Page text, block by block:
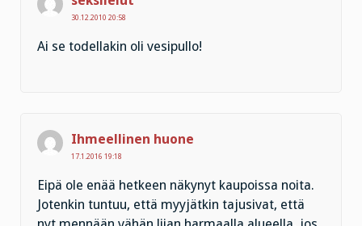
30.12.2010 20:58
Ai se todellakin oli vesipullo!
Ihmeellinen huone
17.1.2016 19:18
Eipä ole enää hetkeen näkynyt kaupoissa noita.
Jotenkin tuntuu, että myyjätkin tajusivat, että